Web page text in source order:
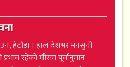
हेटौंडा । हाल देशभर मनसुनी
रहेको मौसम पूर्वानुमान